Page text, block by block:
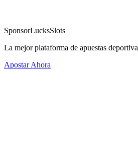
SponsorLucksSlots
La mejor plataforma de apuestas
Apostar Ahora